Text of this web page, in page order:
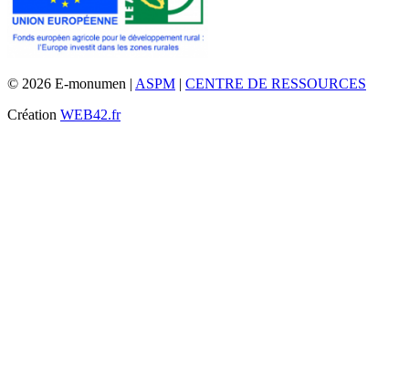
© 2026 E-monumen | ASPM
CENTRE DE RESSOURCES
Création WEB42.fr